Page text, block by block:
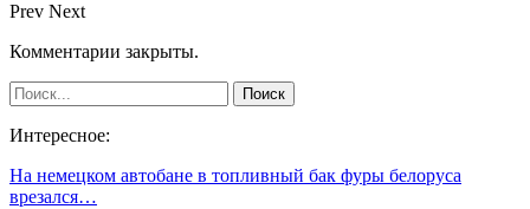
Prev Next
Комментарии закрыты.
Интересное:
На немецком автобане в топливный бак фуры белоруса
врезался…